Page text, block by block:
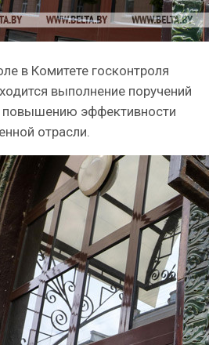
в Комитете госконтроля
выполнение поручений
повышению эффективности
отрасли.